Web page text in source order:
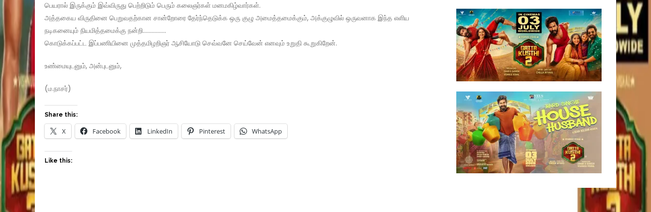
பெயரால் இருக்கும் இவ்விருது பெற்றிடும் பெரும் கலைஞர்கள் மனமகிழ்வார்கள்.
அத்தகைய விருதினை பெறுவதற்கான சான்றோரை தேர்ந்தெடுக்க ஒரு குழு அமைத்தமைக்கும், அக்குழுவில் ஒருவனாக இந்த எளிய
நடிகனையும் நியமித்தமைக்கு நன்றி…………….
கொடுக்கப்பட்ட இப்பணியினை முத்தமிழறிஞர் ஆசியோடு செவ்வனே செய்வேன் எனவும் உறுதி கூறுகிறேன்.
உண்மையுடனும், அன்புடனும்,
(ம.நாசர்)
Share this:
X Facebook LinkedIn Pinterest WhatsApp
Like this: